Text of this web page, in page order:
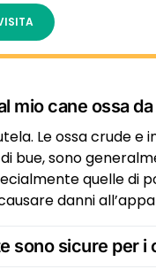
mio cane ossa
Le ossa crude e
bue, sono
quelle di
danni
sono sicure per i